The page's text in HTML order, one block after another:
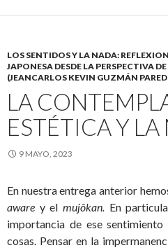
LOS SENTIDOS Y LA NADA:
JAPONESA DESDE LA PERSPECTIVA
(JEANCARLOS KEVIN GUZMÁN
LA
ESTÉTICA Y LA
9 MAYO, 2023
En nuestra entrega anterior
aware y el mujôkan. En
importancia de ese
cosas. Pensar en la